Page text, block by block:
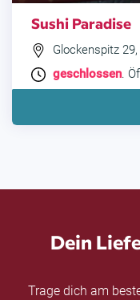
Sushi Paradise
Glockenspitz
geschlossen.
Dein
Trage dich am